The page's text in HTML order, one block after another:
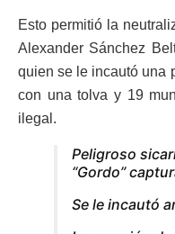
Esto permitió la
Alexander Sánchez
quien se le incautó una
con una tolva y 19
ilegal.
Peligroso
“Gordo”
Se le incautó